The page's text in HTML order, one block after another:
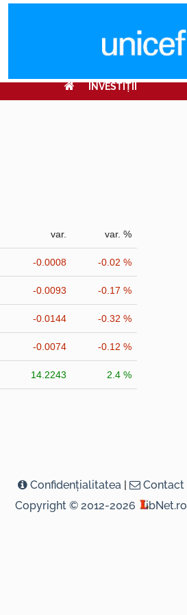
INVESTIŢII
var. var. %
-0.0008 -0.02 %
-0.0093 -0.17 %
-0.0144 -0.32 %
-0.0074 -0.12 %
14.2243 2.4 %
Confidenţialitatea |
Contact
Copyright © 2012-2026
ibNet.ro